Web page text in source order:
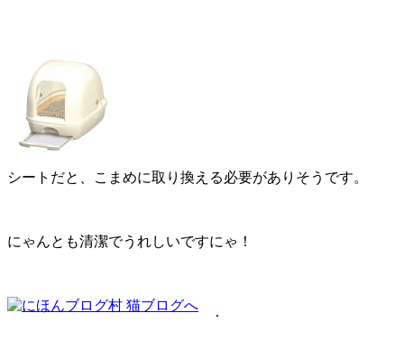
シートだと、こまめに取り換える必要がありそうです。
にゃんとも清潔でうれしいですにゃ！